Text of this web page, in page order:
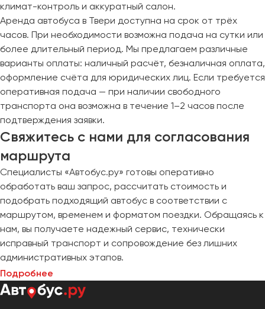
климат-контроль и аккуратный салон.
Аренда автобуса в Твери доступна на срок от трёх
часов. При необходимости возможна подача на сутки или
более длительный период. Мы предлагаем различные
варианты оплаты: наличный расчёт, безналичная оплата,
оформление счёта для юридических лиц. Если требуется
оперативная подача — при наличии свободного
транспорта она возможна в течение 1–2 часов после
подтверждения заявки.
Свяжитесь с нами для согласования
маршрута
Специалисты «Автобус.ру» готовы оперативно
обработать ваш запрос, рассчитать стоимость и
подобрать подходящий автобус в соответствии с
маршрутом, временем и форматом поездки. Обращаясь к
нам, вы получаете надежный сервис, технически
исправный транспорт и сопровождение без лишних
административных этапов.
Подробнее